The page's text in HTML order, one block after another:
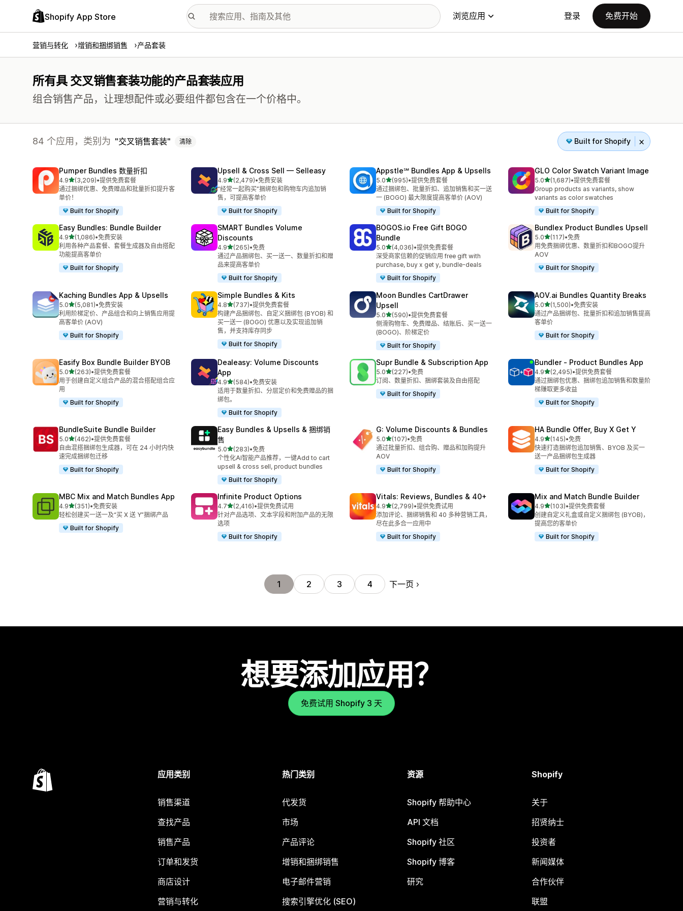
Shopify App Store 浏览应用 登录 免费开始
营销与转化 增销和捆绑销售 产品套装
所有具 交叉销售套装功能的产品套装应用
组合销售产品，让理想配件或必要组件都包含在一个价格中。
84 个应用，类别为 交叉销售套装 清除 Built for Shopify
Pumper Bundles 数量折扣
4.9星（满分 5 星）
(3,209)
总共 3209 条评论
•提供免费套餐
通过捆绑优惠、免费赠品和批量折扣提升客
单价！
Built for Shopify
Upsell & Cross Sell — Selleasy
4.9星（满分 5 星）
(2,479)
总共 2479 条评论
•免费安装
“经常一起购买”捆绑包和购物车内追加销
售，可提高客单价
Built for Shopify
Appstle℠ Bundles App & Upsells
5.0星（满分 5 星）
(995)
总共 995 条评论
•提供免费套餐
通过捆绑包、批量折扣、追加销售和买一送
一 (BOGO) 最大限度提高客单价 (AOV)
Built for Shopify
GLO Color Swatch Variant Image
5.0星（满分 5 星）
(1,687)
总共 1687 条评论
•提供免费套餐
Group products as variants, show
variants as color swatches
Built for Shopify
Easy Bundles: Bundle Builder
4.9星（满分 5 星）
(1,086)
总共 1086 条评论
•免费安装
利用各种产品套餐、套餐生成器及自由搭配
功能提高客单价
Built for Shopify
SMART Bundles Volume
Discounts
4.9星（满分 5 星）
(265)
总共 265 条评论
•免费
通过产品捆绑包、买一送一、数量折扣和赠
品来提高客单价
Built for Shopify
BOGOS.io Free Gift BOGO
Bundle
5.0星（满分 5 星）
(4,036)
总共 4036 条评论
•提供免费套餐
深受商家信赖的促销应用 free gift with
purchase, buy x get y, bundle-deals
Built for Shopify
Bundlex Product Bundles Upsell
5.0星（满分 5 星）
(117)
总共 117 条评论
•免费
用免费捆绑优惠、数量折扣和BOGO提升
AOV
Built for Shopify
Kaching Bundles App & Upsells
5.0星（满分 5 星）
(5,081)
总共 5081 条评论
•免费安装
利用阶梯定价、产品组合和向上销售应用提
高客单价 (AOV)
Built for Shopify
Simple Bundles & Kits
4.8星（满分 5 星）
(737)
总共 737 条评论
•提供免费套餐
构建产品捆绑包、自定义捆绑包 (BYOB) 和
买一送一 (BOGO) 优惠以及实现追加销
售，并支持库存同步
Built for Shopify
Moon Bundles CartDrawer
Upsell
5.0星（满分 5 星）
(590)
总共 590 条评论
•提供免费套餐
侧滑购物车、免费赠品、结账后、买一送一
(BOGO)、阶梯定价
Built for Shopify
AOV.ai Bundles Quantity Breaks
5.0星（满分 5 星）
(1,500)
总共 1500 条评论
•免费安装
通过产品捆绑包、批量折扣和追加销售提高
客单价
Built for Shopify
Easify Box Bundle Builder BYOB
5.0星（满分 5 星）
(263)
总共 263 条评论
•提供免费套餐
用于创建自定义组合产品的混合搭配组合应
用
Built for Shopify
Dealeasy: Volume Discounts
App
4.9星（满分 5 星）
(584)
总共 584 条评论
•免费安装
适用于数量折扣、分层定价和免费赠品的捆
绑包。
Built for Shopify
Supr Bundle & Subscription App
5.0星（满分 5 星）
(227)
总共 227 条评论
•免费
订阅、数量折扣、捆绑套装及自由搭配
Built for Shopify
Bundler ‑ Product Bundles App
4.9星（满分 5 星）
(2,495)
总共 2495 条评论
•提供免费套餐
通过捆绑包优惠、捆绑包追加销售和数量阶
梯赚取更多收益
Built for Shopify
BundleSuite Bundle Builder
5.0星（满分 5 星）
(462)
总共 462 条评论
•提供免费套餐
自由混搭捆绑包生成器，可在 24 小时内快
速完成捆绑包迁移
Built for Shopify
Easy Bundles & Upsells & 捆绑销
售
5.0星（满分 5 星）
(283)
总共 283 条评论
•免费
个性化AI智能产品推荐，一键Add to cart
upsell & cross sell, product bundles
Built for Shopify
G: Volume Discounts & Bundles
5.0星（满分 5 星）
(107)
总共 107 条评论
•免费
通过批量折扣、组合购、赠品和加购提升
AOV
Built for Shopify
HA Bundle Offer, Buy X Get Y
4.9星（满分 5 星）
(145)
总共 145 条评论
•免费
快速打造捆绑包追加销售、BYOB 及买一
送一产品捆绑包生成器
Built for Shopify
MBC Mix and Match Bundles App
4.9星（满分 5 星）
(351)
总共 351 条评论
•免费安装
轻松创建买一送一及“买 X 送 Y”捆绑产品
Built for Shopify
Infinite Product Options
4.7星（满分 5 星）
(2,416)
总共 2416 条评论
•提供免费试用
针对产品选项、文本字段和附加产品的无限
选项
Built for Shopify
Vitals: Reviews, Bundles & 40+
4.9星（满分 5 星）
(2,799)
总共 2799 条评论
•提供免费试用
添加评论、捆绑销售和 40 多种营销工具，
尽在此多合一应用中
Built for Shopify
Mix and Match Bundle Builder
4.9星（满分 5 星）
(103)
总共 103 条评论
•提供免费套餐
创建自定义礼盒或自定义捆绑包 (BYOB)，
提高您的客单价
Built for Shopify
1 2 3 4 下一页
想要添加应用？
免费试用 Shopify 3 天
应用类别
销售渠道
查找产品
销售产品
订单和发货
商店设计
营销与转化
热门类别
代发货
市场
产品评论
增销和捆绑销售
电子邮件营销
搜索引擎优化 (SEO)
资源
Shopify 帮助中心
API 文档
Shopify 社区
Shopify 博客
研究
Shopify
关于
招贤纳士
投资者
新闻媒体
合作伙伴
联盟